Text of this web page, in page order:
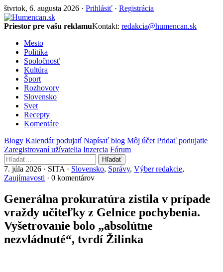
štvrtok, 6. augusta 2026 · Prihlásiť · Registrácia
Priestor pre vašu reklamuKontakt: redakcia@humencan.sk
Mesto
Politika
Spoločnosť
Kultúra
Šport
Rozhovory
Slovensko
Svet
Recepty
Komentáre
Blogy Kalendár podujatí Napísať blog Môj účet Pridať podujatie
Zaregistrovaní užívatelia Inzercia Fórum
Hľadať
7. júla 2026 · SITA · Slovensko, Správy, Výber redakcie,
Zaujímavosti · 0 komentárov
Generálna prokuratúra zistila v prípade
vraždy učiteľky z Gelnice pochybenia.
Vyšetrovanie bolo „absolútne
nezvládnuté“, tvrdí Žilinka